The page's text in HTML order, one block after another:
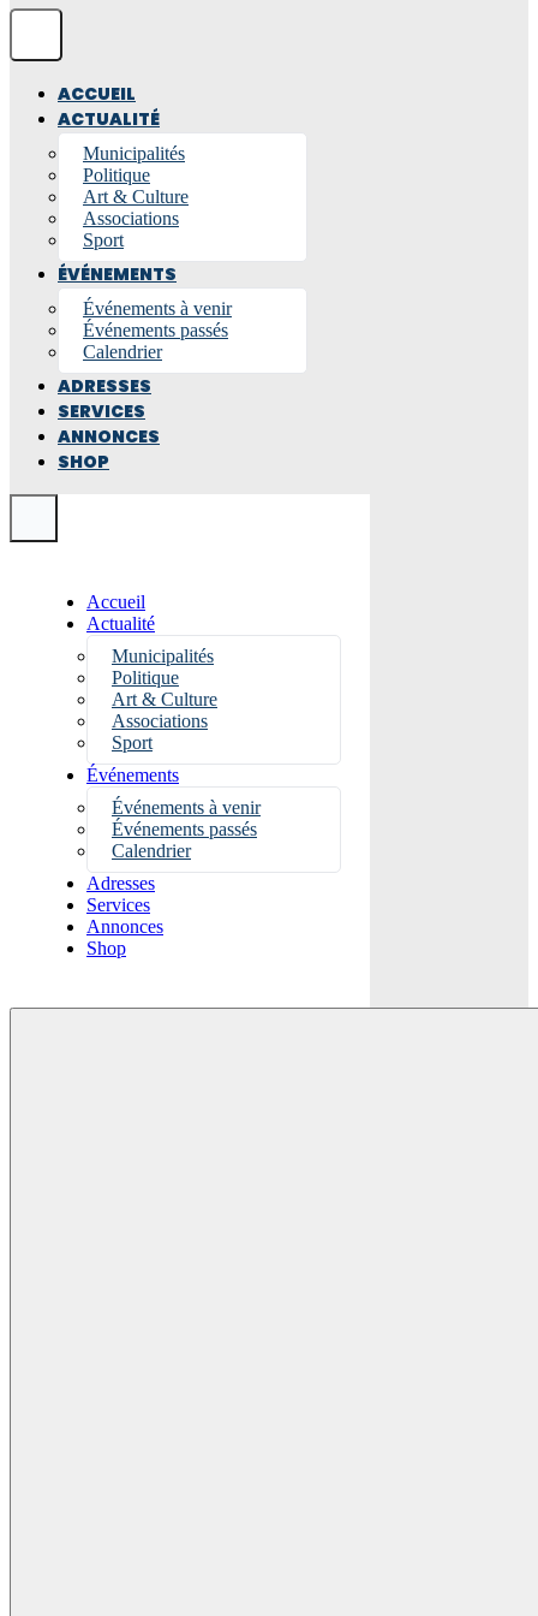
ACCUEIL
ACTUALITÉ
Municipalités
Politique
Art & Culture
Associations
Sport
ÉVÉNEMENTS
Événements à venir
Événements passés
Calendrier
ADRESSES
SERVICES
ANNONCES
SHOP
Accueil
Actualité
Municipalités
Politique
Art & Culture
Associations
Sport
Événements
Événements à venir
Événements passés
Calendrier
Adresses
Services
Annonces
Shop